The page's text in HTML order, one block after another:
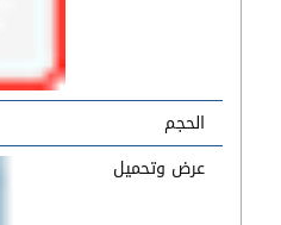
الحجم
عرض وتحميل